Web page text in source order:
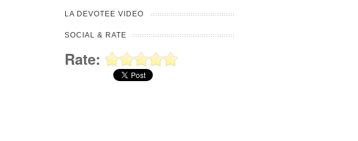
LA DEVOTEE VIDEO
SOCIAL & RATE
Rate: